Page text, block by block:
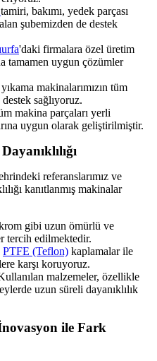
tamiri, bakımı, yedek parçası
şubemizden de destek
'daki firmalara özel üretim
tamamen uygun çözümler
makinalarımızın tüm
sağlıyoruz.
makina parçaları yerli
uygun olarak geliştirilmiştir.
referanslarımız ve
kanıtlanmış makinalar
gibi uzun ömürlü ve
tercih edilmektedir.
PTFE (Teflon) kaplamalar ile
karşı koruyoruz.
malzemeler, özellikle
uzun süreli dayanıklılık
ile Fark